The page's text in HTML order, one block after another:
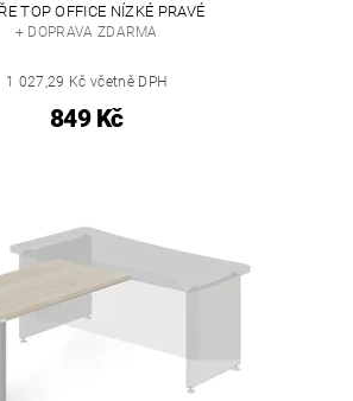
TOP OFFICE NÍZKÉ PRAVÉ
+ DOPRAVA ZDARMA
1 027,29 Kč včetně DPH
849 Kč